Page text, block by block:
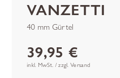
VANZETTI
40 mm Gürtel
39,95 €
inkl. MwSt. / zzgl. Versand